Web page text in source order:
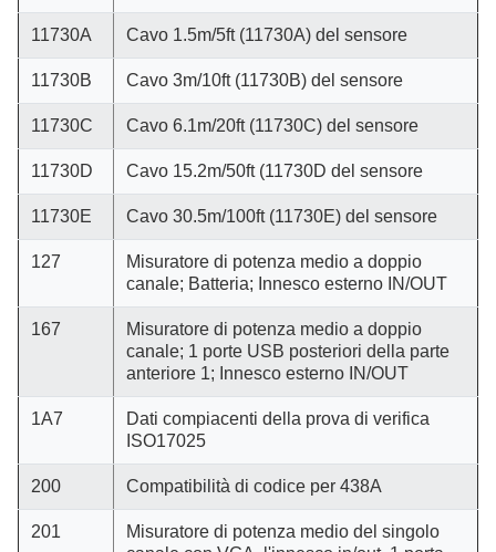
11730A Cavo 1.5m/5ft (11730A) del sensore
11730B Cavo 3m/10ft (11730B) del sensore
11730C Cavo 6.1m/20ft (11730C) del sensore
11730D Cavo 15.2m/50ft (11730D del sensore
11730E Cavo 30.5m/100ft (11730E) del sensore
127
Misuratore di potenza medio a doppio
canale; Batteria; Innesco esterno IN/OUT
167
Misuratore di potenza medio a doppio
canale; 1 porte USB posteriori della parte
anteriore 1; Innesco esterno IN/OUT
1A7
Dati compiacenti della prova di verifica
ISO17025
200 Compatibilità di codice per 438A
201
Misuratore di potenza medio del singolo